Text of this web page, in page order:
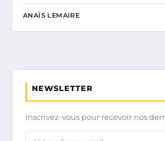
ANAÏS LEMAIRE
NEWSLETTER
Inscrivez-vous pour recevoir nos